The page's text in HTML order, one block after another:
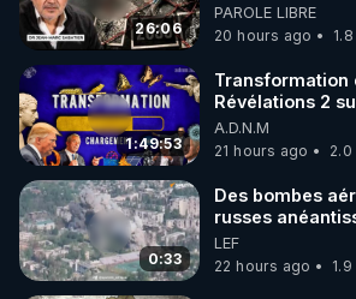
abordés aussi les sujets de la santé
https://crowdbunker.com/v/
- SAMEDI 02/12/23 :
Suite de l'article "Les armes bio-
https://crowdbunker.com/v/
- JEUDI 07/12/23 :
Présentation des livres et films
les armes bio-nano-
26:06
début - L'ARNm
jusqu où
PAROLE LIBRE
20 hours ago
1:49:53
Transformation
Révélations 2
07/08/26
A.D.N.M
21 hours ago
0:33
Des bombes
russes
centres de
drones de 3
ukrainienne
LEF
22 hours ago